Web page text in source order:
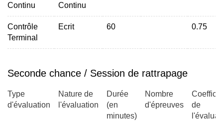
Continu
Continu
Contrôle
Terminal
Ecrit 60 0.75
Seconde chance / Session de rattrapage
Type
d'évaluation
Nature de
l'évaluation
Durée
(en
minutes)
Nombre
d'épreuves
de